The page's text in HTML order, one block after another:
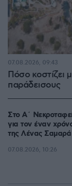
Πόσο κοστίζει
παράδεισους
07.08.2026, 09:43
Στο Α΄
για τον έναν
της Λένας Σαμαρά
07.08.2026, 10:26